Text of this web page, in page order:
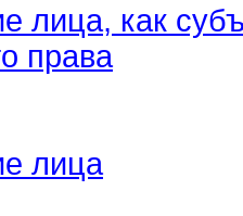
лица, как
права
лица